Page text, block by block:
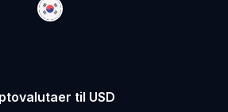
til USD